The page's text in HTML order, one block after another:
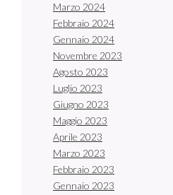
Marzo 2024
Febbraio 2024
Gennaio 2024
Novembre 2023
Agosto 2023
Luglio 2023
Giugno 2023
Maggio 2023
Aprile 2023
Marzo 2023
Febbraio 2023
Gennaio 2023